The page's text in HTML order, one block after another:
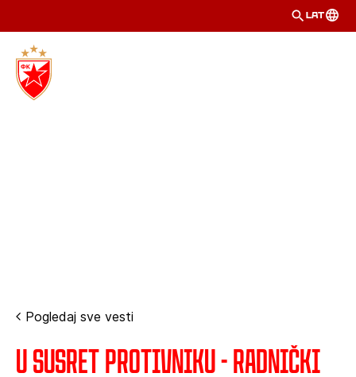
LAT
Pogledaj sve vesti
U susret protivniku - Radnički